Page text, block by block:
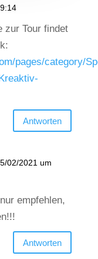
zur Tour findet
pages/category/
Antworten
02/2021 um
empfehlen,
Antworten